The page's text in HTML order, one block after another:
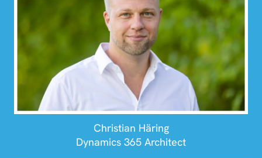
Christian Häring
Dynamics 365 Architect